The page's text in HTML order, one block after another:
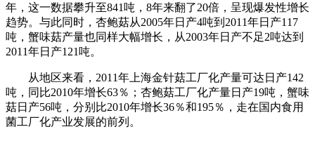
年，这一数据攀升至841吨，8年来翻了20倍，呈现爆发性增长
趋势。与此同时，杏鲍菇从2005年日产4吨到2011年日产117
吨，蟹味菇产量也同样大幅增长，从2003年日产不足2吨达到
2011年日产121吨。
从地区来看，2011年上海金针菇工厂化产量可达日产142
吨，同比2010年增长63％；杏鲍菇工厂化产量日产19吨，蟹味
菇日产56吨，分别比2010年增长36％和195％，走在国内食用
菌工厂化产业发展的前列。